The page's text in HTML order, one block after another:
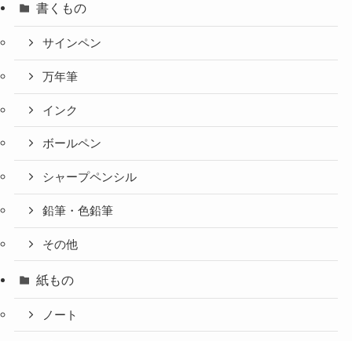
書くもの
サインペン
万年筆
インク
ボールペン
シャープペンシル
鉛筆・色鉛筆
その他
紙もの
ノート